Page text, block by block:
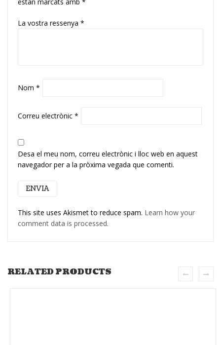
estan marcats amb *
La vostra ressenya *
Nom *
Correu electrònic *
Desa el meu nom, correu electrònic i lloc web en aquest
navegador per a la pròxima vegada que comenti.
This site uses Akismet to reduce spam. Learn how your
comment data is processed.
RELATED PRODUCTS